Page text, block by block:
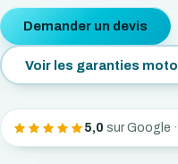
Demander un devis
Voir les garanties moto
5,0 sur Google ·